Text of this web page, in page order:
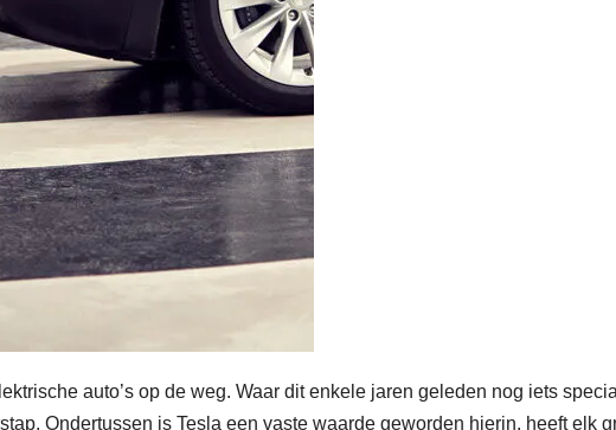
auto’s op de weg. Waar dit enkele jaren geleden nog iets
Ondertussen is Tesla een vaste waarde geworden hierin, heeft elk